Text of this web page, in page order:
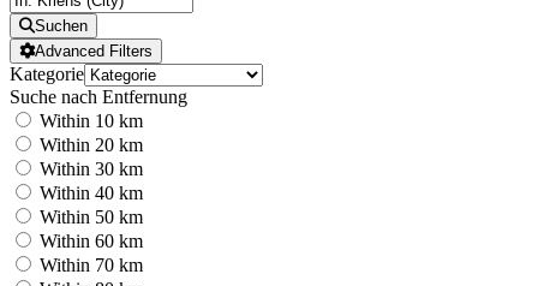
Suchen
Advanced Filters
Kategorie
Suche nach Entfernung
Within 10 km
Within 20 km
Within 30 km
Within 40 km
Within 50 km
Within 60 km
Within 70 km